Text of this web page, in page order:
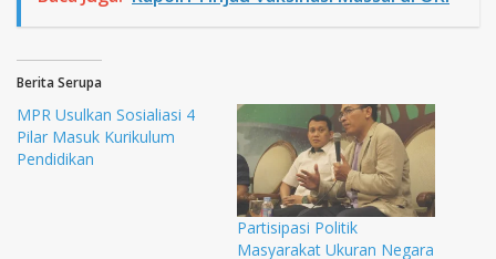
Berita Serupa
MPR Usulkan Sosialiasi 4
Pilar Masuk Kurikulum
Pendidikan
Partisipasi Politik
Masyarakat Ukuran Negara